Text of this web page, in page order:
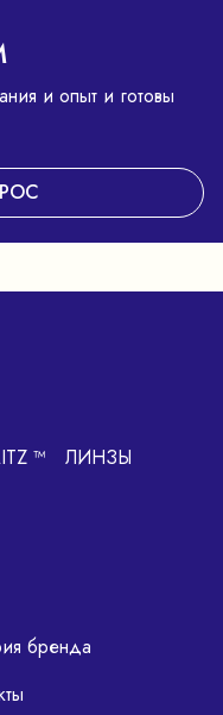
и опыт и готовы
™
ЛИНЗЫ
бренда